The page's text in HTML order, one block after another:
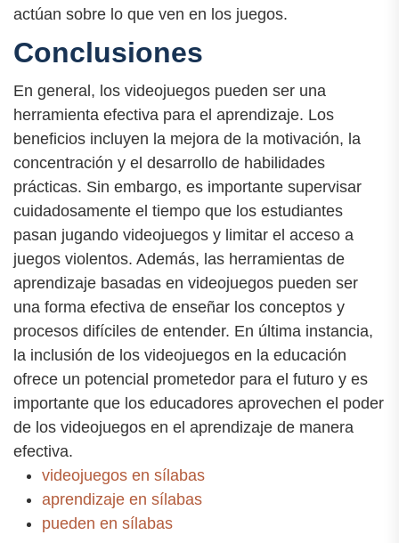
actúan sobre lo que ven en los juegos.
Conclusiones
En general, los videojuegos pueden ser una
herramienta efectiva para el aprendizaje. Los
beneficios incluyen la mejora de la motivación, la
concentración y el desarrollo de habilidades
prácticas. Sin embargo, es importante supervisar
cuidadosamente el tiempo que los estudiantes
pasan jugando videojuegos y limitar el acceso a
juegos violentos. Además, las herramientas de
aprendizaje basadas en videojuegos pueden ser
una forma efectiva de enseñar los conceptos y
procesos difíciles de entender. En última instancia,
la inclusión de los videojuegos en la educación
ofrece un potencial prometedor para el futuro y es
importante que los educadores aprovechen el poder
de los videojuegos en el aprendizaje de manera
efectiva.
videojuegos en sílabas
aprendizaje en sílabas
pueden en sílabas